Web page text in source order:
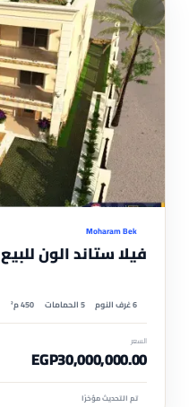
Moharam Bek
فيلا ستاند الون للبيع 450 م (كومباوند ميروزا)
6 غرف النوم 5 الحمامات 450 م²
السعر
EGP30,000,000.00
تم التحديث مؤخرًا